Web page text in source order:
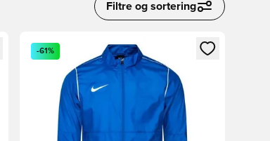
Filtre og sortering
dig som medlem
Åbner en Modal til at logge ind eller tilmelde dig
-61%